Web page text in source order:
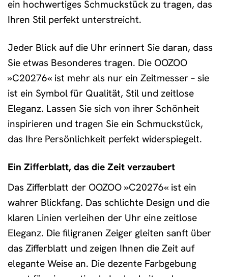
ein hochwertiges Schmuckstück zu tragen, das
Ihren Stil perfekt unterstreicht.
Jeder Blick auf die Uhr erinnert Sie daran, dass
Sie etwas Besonderes tragen. Die OOZOO
»C20276« ist mehr als nur ein Zeitmesser – sie
ist ein Symbol für Qualität, Stil und zeitlose
Eleganz. Lassen Sie sich von ihrer Schönheit
inspirieren und tragen Sie ein Schmuckstück,
das Ihre Persönlichkeit perfekt widerspiegelt.
Ein Zifferblatt, das die Zeit verzaubert
Das Zifferblatt der OOZOO »C20276« ist ein
wahrer Blickfang. Das schlichte Design und die
klaren Linien verleihen der Uhr eine zeitlose
Eleganz. Die filigranen Zeiger gleiten sanft über
das Zifferblatt und zeigen Ihnen die Zeit auf
elegante Weise an. Die dezente Farbgebung